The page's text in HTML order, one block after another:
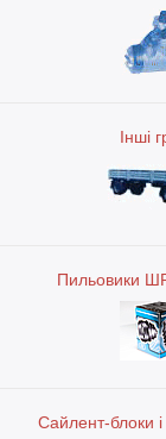
Інші
Пильовики
Сайлент-блоки і